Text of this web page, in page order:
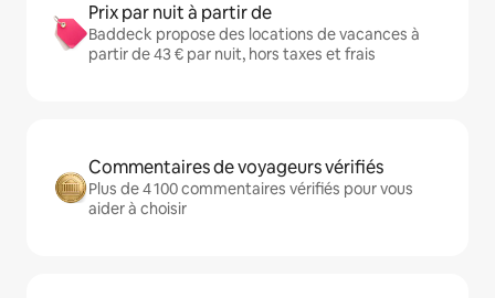
Prix par nuit à partir de
Baddeck propose des locations de vacances à
partir de 43 € par nuit, hors taxes et frais
Commentaires de voyageurs vérifiés
Plus de 4 100 commentaires vérifiés pour vous
aider à choisir